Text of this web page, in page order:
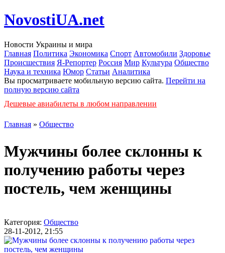
NovostiUA.net
Новости Украины и мира
Главная Политика Экономика Спорт Автомобили Здоровье
Происшествия Я-Репортер Россия Мир Культура Общество
Наука и техника Юмор Статьи Аналитика
Вы просматриваете мобильную версию сайта. Перейти на
полную версию сайта
Дешевые авиабилеты в любом направлении
Главная » Общество
Мужчины более склонны к
получению работы через
постель, чем женщины
Категория: Общество
28-11-2012, 21:55